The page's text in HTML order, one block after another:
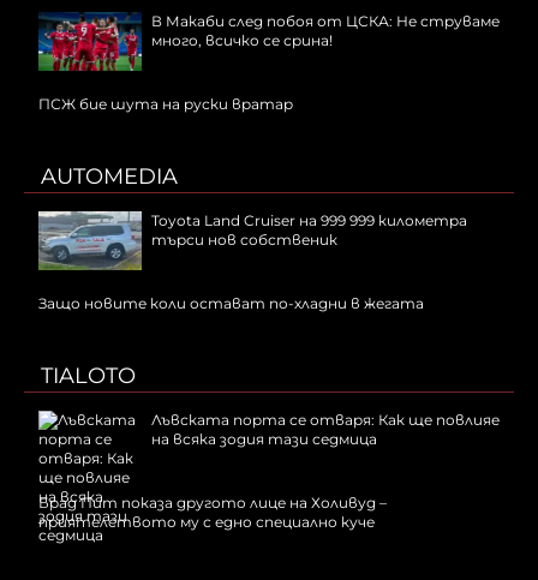
В Макаби след побоя от ЦСКА: Не струваме
много, всичко се срина!
ПСЖ бие шута на руски вратар
AUTOMEDIA
Toyota Land Cruiser на 999 999 километра
търси нов собственик
Защо новите коли остават по-хладни в жегата
TIALOTO
Лъвската порта се отваря: Как ще повлияе
на всяка зодия тази седмица
Брад Пит показа другото лице на Холивуд –
приятелството му с едно специално куче